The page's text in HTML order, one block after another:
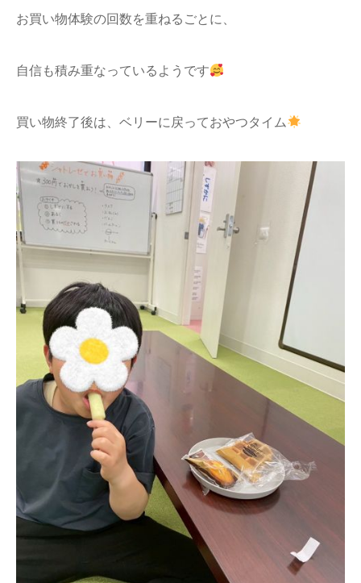
お買い物体験の回数を重ねるごとに、
自信も積み重なっているようです
買い物終了後は、ベリーに戻っておやつタイム